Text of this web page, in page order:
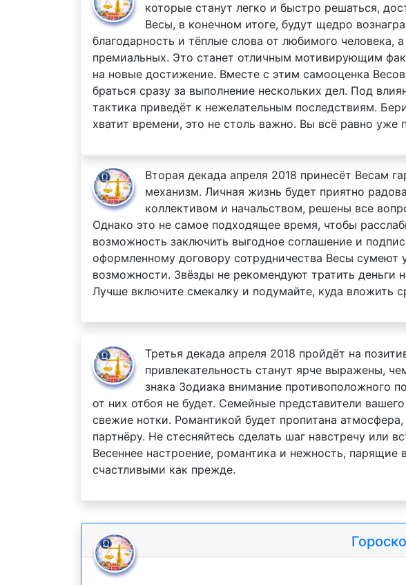
которые станут легко и быстро решаться,
Весы, в конечном итоге, будут щедро
благодарность и тёплые слова от любимого
премиальных. Это станет отличным мотивирующим
на новые достижение. Вместе с этим самооценка
браться сразу за выполнение нескольких дел. Под
тактика приведёт к нежелательным последствиям.
хватит времени, это не столь важно. Вы всё равно уже
Вторая декада апреля 2018 принесёт Весам
механизм. Личная жизнь будет приятно
коллективом и начальством, решены все
Однако это не самое подходящее время, чтобы
возможность заключить выгодное соглашение и
оформленному договору сотрудничества Весы
возможности. Звёзды не рекомендуют тратить деньги
Лучше включите смекалку и подумайте, куда вложить
Третья декада апреля 2018 пройдёт на
привлекательность станут ярче выражены,
знака Зодиака внимание противоположного
от них отбоя не будет. Семейные представители
свежие нотки. Романтикой будет пропитана
партнёру. Не стесняйтесь сделать шаг навстречу
Весеннее настроение, романтика и нежность, парящие
счастливыми как прежде.